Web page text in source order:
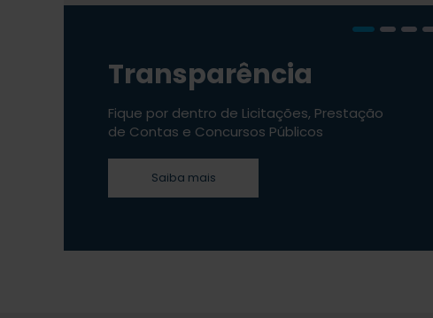
Transparência
Fique por dentro de Licitações, Prestação
de Contas e Concursos Públicos
Saiba mais